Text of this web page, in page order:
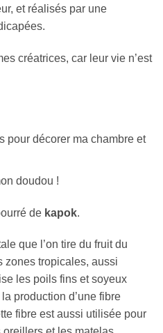
et réalisés par une
créatrices, car leur vie n’est
pour décorer ma chambre et
doudou !
de kapok.
que l’on tire du fruit du
zones tropicales, aussi
les poils fins et soyeux
production d’une fibre
fibre est aussi utilisée pour